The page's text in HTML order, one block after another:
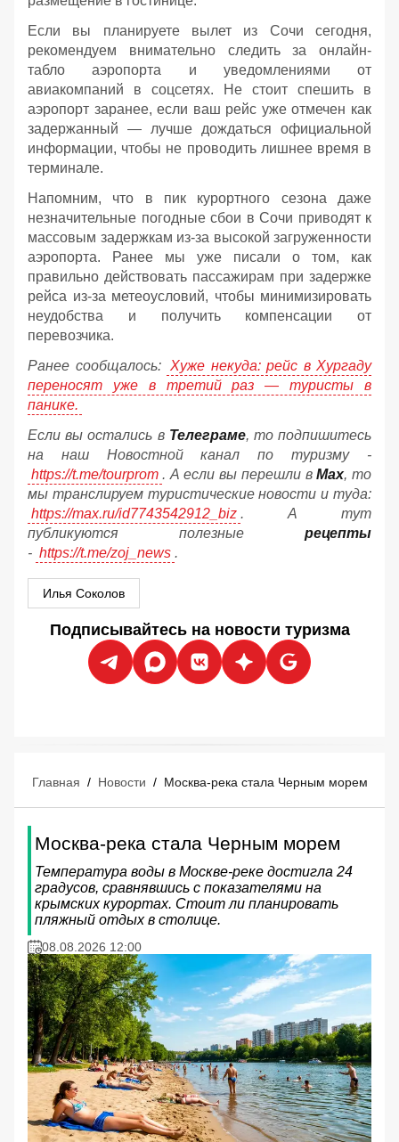
Если вы планируете вылет из Сочи сегодня,
рекомендуем внимательно следить за онлайн-
табло аэропорта и уведомлениями от
авиакомпаний в соцсетях. Не стоит спешить в
аэропорт заранее, если ваш рейс уже отмечен как
задержанный — лучше дождаться официальной
информации, чтобы не проводить лишнее время в
терминале.
Напомним, что в пик курортного сезона даже
незначительные погодные сбои в Сочи приводят к
массовым задержкам из-за высокой загруженности
аэропорта. Ранее мы уже писали о том, как
правильно действовать пассажирам при задержке
рейса из-за метеоусловий, чтобы минимизировать
неудобства и получить компенсации от
перевозчика.
Ранее сообщалось: Хуже некуда: рейс в Хургаду
переносят уже в третий раз — туристы в
панике.
Если вы остались в Телеграме, то подпишитесь
на наш Новостной канал по туризму -
https://t.me/tourprom . А если вы перешли вМах, то
мы транслируем туристические новости и туда:
https://max.ru/id7743542912_biz . А тут
публикуются полезные рецепты
- https://t.me/zoj_news .
Илья Соколов
Подписывайтесь на новости туризма
Главная / Новости / Москва-река стала Черным морем
Москва-река стала Черным морем
Температура воды в Москве-реке достигла 24
градусов, сравнявшись с показателями на
крымских курортах. Стоит ли планировать
пляжный отдых в столице.
08.08.2026 12:00